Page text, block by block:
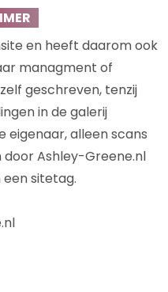
en heeft daarom ook
managment of
geschreven, tenzij
in de galerij
alleen scans
Ashley-Greene.nl
sitetag.